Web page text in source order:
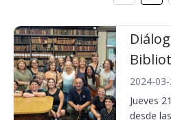
2024-
Jueves
desde